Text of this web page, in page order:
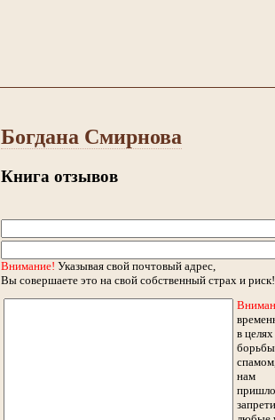
Богдана Смирнова
Книга отзывов
Внимание! Указывая свой почтовый адрес,
Вы совершаете это на свой собственный страх и риск!
в целях
нам